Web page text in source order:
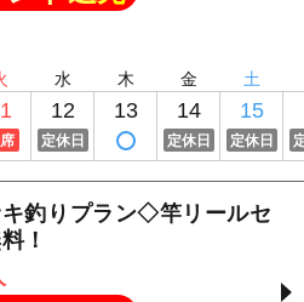
水
12
定休日
木
13
金
14
定休日
土
15
定休日
釣りプラン◇竿リールセ
！